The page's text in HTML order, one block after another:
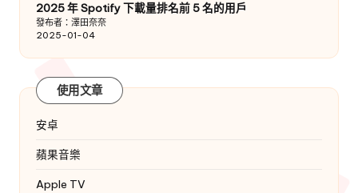
2025 年 Spotify 下載量排名前 5 名的用戶
發布者：澤田奈奈
2025-01-04
使用文章
安卓
蘋果音樂
Apple TV